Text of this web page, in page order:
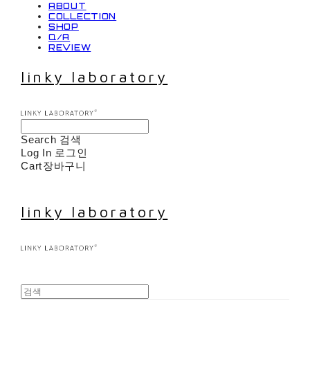
ABOUT
COLLECTION
SHOP
Q/A
REVIEW
linky laboratory
Search 검색
Log In 로그인
Cart장바구니
linky laboratory